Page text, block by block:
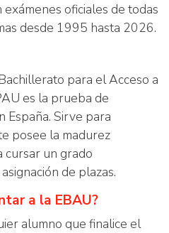
oficiales de todas
desde 1995 hasta 2026.
para el Acceso a
es la prueba de
España. Sirve para
posee la madurez
cursar un grado
de plazas.
a la EBAU?
alumno que finalice el